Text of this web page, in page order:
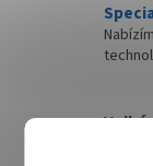
Velké
Přes